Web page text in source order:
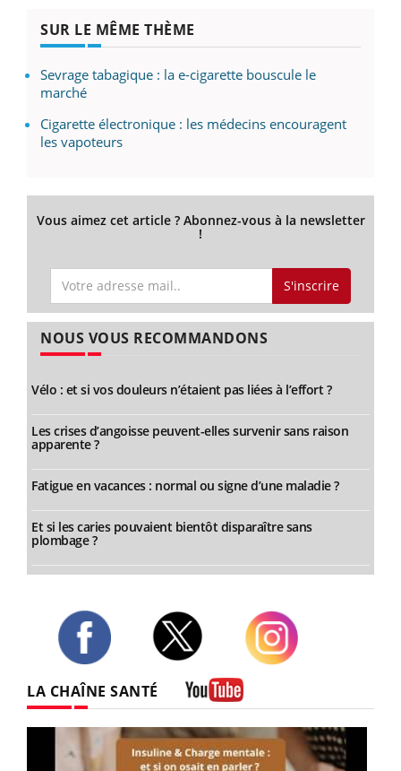
SUR LE MÊME THÈME
Sevrage tabagique : la e-cigarette bouscule le
marché
Cigarette électronique : les médecins encouragent
les vapoteurs
Vous aimez cet article ? Abonnez-vous à la newsletter
!
S'inscrire
NOUS VOUS RECOMMANDONS
Vélo : et si vos douleurs n’étaient pas liées à l’effort ?
Les crises d’angoisse peuvent-elles survenir sans raison
apparente ?
Fatigue en vacances : normal ou signe d’une maladie ?
Et si les caries pouvaient bientôt disparaître sans
plombage ?
LA CHAÎNE SANTÉ